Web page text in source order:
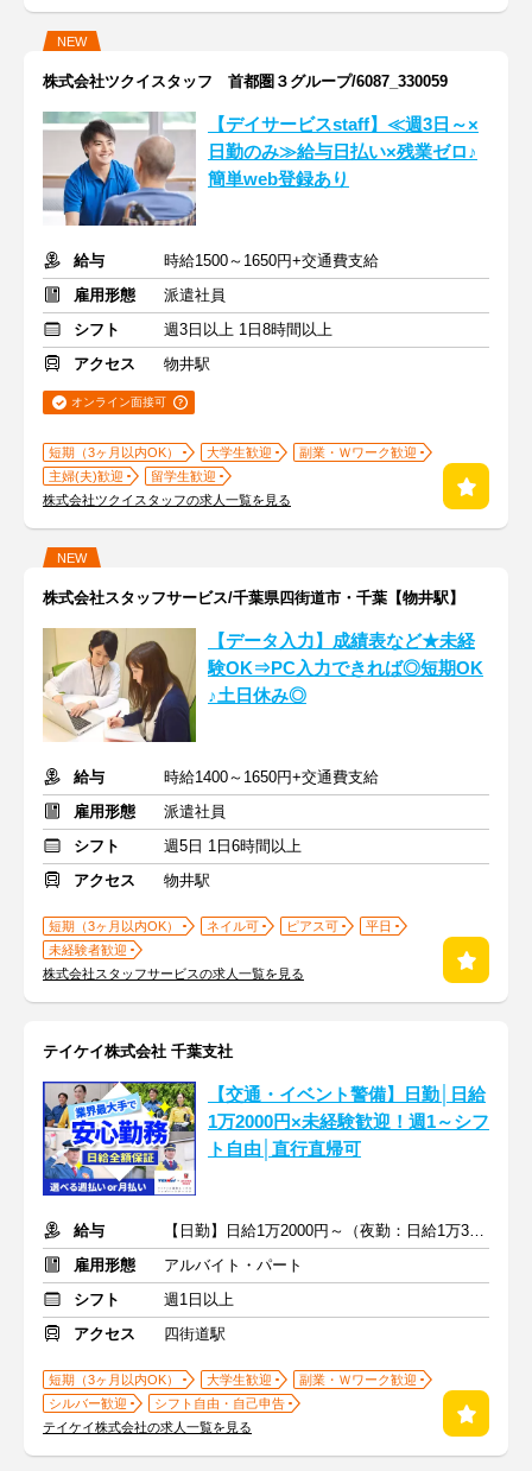
NEW
株式会社ツクイスタッフ 首都圏３グループ/6087_330059
【デイサービスstaff】≪週3日～×
日勤のみ≫給与日払い×残業ゼロ♪
簡単web登録あり
給与
時給1500～1650円+交通費支給
雇用形態
派遣社員
シフト
週3日以上 1日8時間以上
アクセス
物井駅
オンライン面接可
短期（3ヶ月以内OK） 大学生歓迎
副業・Ｗワーク歓迎
主婦(夫)歓迎
留学生歓迎
株式会社ツクイスタッフの求人一覧を見る
NEW
株式会社スタッフサービス/千葉県四街道市・千葉【物井駅】
【データ入力】成績表など★未経
験OK⇒PC入力できれば◎短期OK
♪土日休み◎
給与
時給1400～1650円+交通費支給
雇用形態
派遣社員
シフト
週5日 1日6時間以上
アクセス
物井駅
短期（3ヶ月以内OK） ネイル可 ピアス可
平日
未経験者歓迎
株式会社スタッフサービスの求人一覧を見る
テイケイ株式会社 千葉支社
【交通・イベント警備】日勤│日給
1万2000円×未経験歓迎！週1～シフ
ト自由│直行直帰可
給与
【日勤】日給1万2000円～（夜勤：日給1万3500円～）
雇用形態
アルバイト・パート
シフト
週1日以上
アクセス
四街道駅
短期（3ヶ月以内OK） 大学生歓迎
副業・Ｗワーク歓迎
シルバー歓迎
シフト自由・自己申告
テイケイ株式会社の求人一覧を見る